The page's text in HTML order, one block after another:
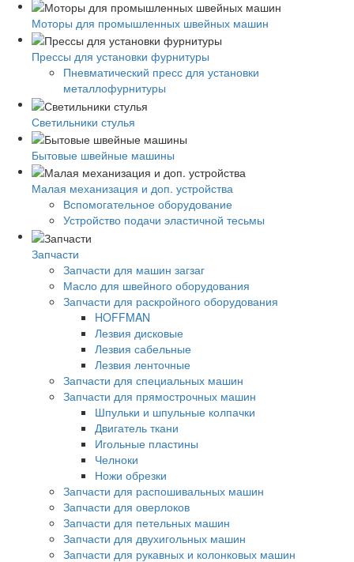
Моторы для промышленных швейных машин
Прессы для установки фурнитуры
Пневматический пресс для установки
металлофурнитуры
Светильники стулья
Бытовые швейные машины
Малая механизация и доп. устройства
Вспомогательное оборудование
Устройство подачи эластичной тесьмы
Запчасти
Запчасти для машин загзаг
Масло для швейного оборудования
Запчасти для раскройного оборудования
HOFFMAN
Лезвия дисковые
Лезвия сабельные
Лезвия ленточные
Запчасти для специальных машин
Запчасти для прямострочных машин
Шпульки и шпульные колпачки
Двигатель ткани
Игольные пластины
Челноки
Ножи обрезки
Запчасти для распошивальных машин
Запчасти для оверлоков
Запчасти для петельных машин
Запчасти для двухигольных машин
Запчасти для рукавных и колонковых машин